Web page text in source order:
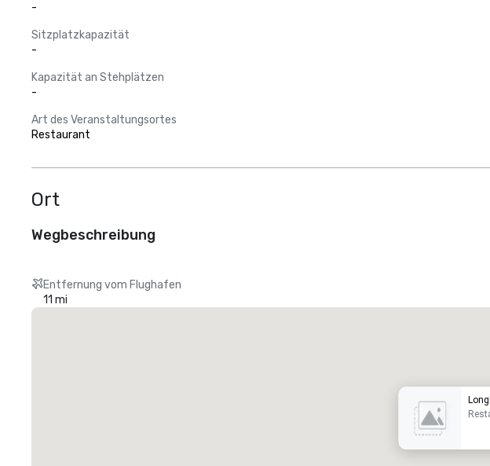
-
Sitzplatzkapazität
-
Kapazität an Stehplätzen
-
Art des Veranstaltungsortes
Restaurant
Ort
Wegbeschreibung
Entfernung vom Flughafen
11 mi